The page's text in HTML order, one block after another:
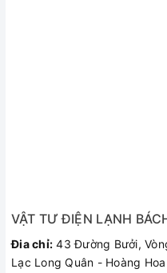
trợ bạn sử dụng máy lạnh
điện hàng tháng
VẬT TƯ ĐIỆN LẠNH
Đia chỉ: 43 Đường Bưởi,
Lạc Long Quân - Hoàng